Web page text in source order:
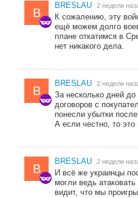
B
BRESLAU 2 недели
К сожалению, эту
ещё можем долго
плане откатимся в
нет никакого дела.
B
BRESLAU 2 недели
За несколько дней
договоров с
понесли убытки
А если честно, то
B
BRESLAU 2 недели
И всё же украинцы
могли ведь
видит, что мы